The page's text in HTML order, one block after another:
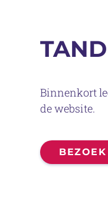
Binnenkort
de website.